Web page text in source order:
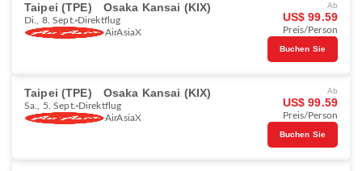
Taipei (TPE) Osaka Kansai (KIX)
Di., 8. Sept. Direktflug
AirAsiaX
Ab
US$ 99.59
Preis/Person
Buchen Sie
Taipei (TPE) Osaka Kansai (KIX)
Sa., 5. Sept. Direktflug
AirAsiaX
Ab
US$ 99.59
Preis/Person
Buchen Sie